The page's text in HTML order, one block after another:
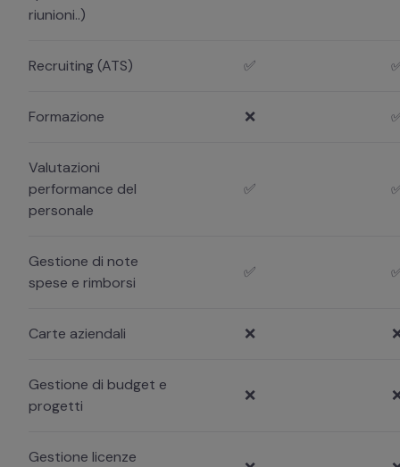
riunioni..)
Recruiting (ATS) ✅
Formazione ❌
Valutazioni
performance del
personale
✅
Gestione di note
spese e rimborsi
✅
Carte aziendali ❌
Gestione di budget e
progetti
❌
Gestione licenze